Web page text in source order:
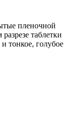
пленочной
таблетки
тонкое, голубое